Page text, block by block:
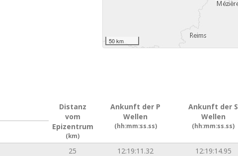
50 km
Distanz
vom
Epizentrum
(km)
Ankunft der P
Wellen
(hh:mm:ss.ss)
Ankunft der S
Wellen
(hh:mm:ss.ss)
25 12:19:11.32 12:19:14.95